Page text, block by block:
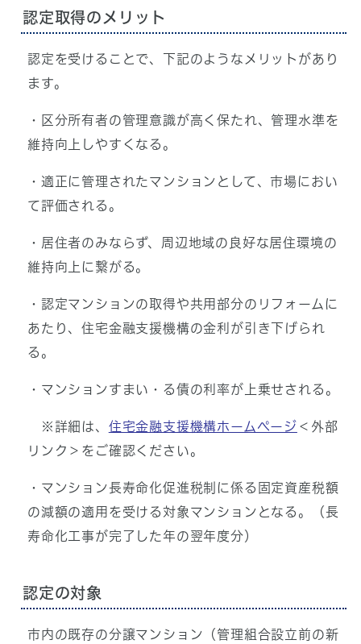
認定取得のメリット
認定を受けることで、下記のようなメリットがあり
ます。
・区分所有者の管理意識が高く保たれ、管理水準を
維持向上しやすくなる。
・適正に管理されたマンションとして、市場におい
て評価される。
・居住者のみならず、周辺地域の良好な居住環境の
維持向上に繋がる。
・認定マンションの取得や共用部分のリフォームに
あたり、住宅金融支援機構の金利が引き下げられ
る。
・マンションすまい・る債の利率が上乗せされる。
※詳細は、 住宅金融支援機構ホームページ ＜外部
リンク＞をご確認ください。
・マンション長寿命化促進税制に係る固定資産税額
の減額の適用を受ける対象マンションとなる。（長
寿命化工事が完了した年の翌年度分）
認定の対象
市内の既存の分譲マンション（管理組合設立前の新